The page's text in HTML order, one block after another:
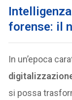
forense: il
In un’epoca
si possa